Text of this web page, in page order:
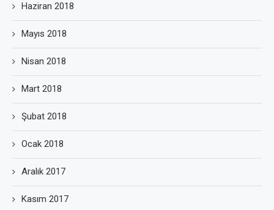
Haziran 2018
Mayıs 2018
Nisan 2018
Mart 2018
Şubat 2018
Ocak 2018
Aralık 2017
Kasım 2017